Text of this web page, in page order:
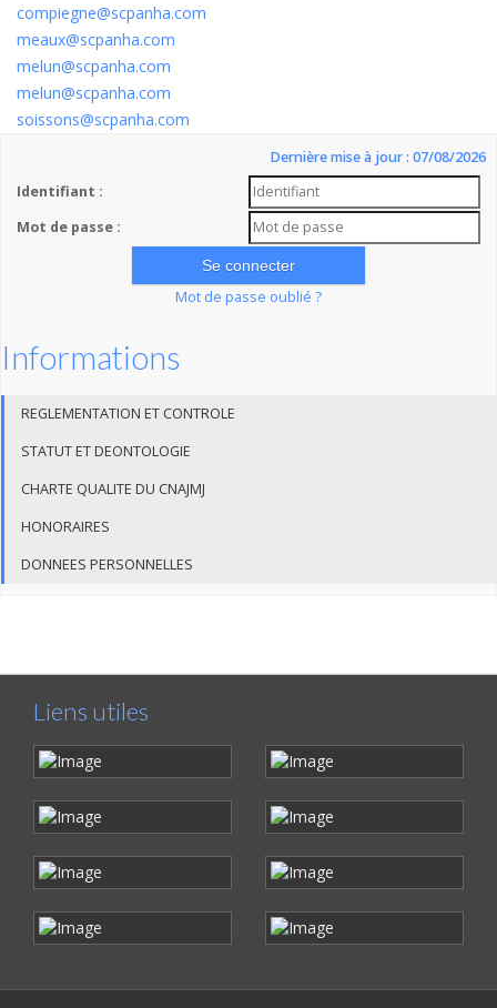
compiegne@scpanha.com
meaux@scpanha.com
melun@scpanha.com
melun@scpanha.com
soissons@scpanha.com
Dernière mise à jour : 07/08/2026
Identifiant :
Mot de passe :
Mot de passe oublié ?
Informations
REGLEMENTATION ET CONTROLE
STATUT ET DEONTOLOGIE
CHARTE QUALITE DU CNAJMJ
HONORAIRES
DONNEES PERSONNELLES
Liens utiles